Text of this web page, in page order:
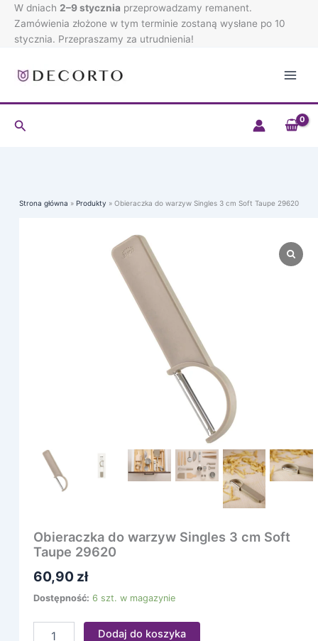
Przejdź
treści
W dniach 2–9 stycznia przeprowadzamy remanent.
Zamówienia złożone w tym terminie zostaną wysłane po 10
stycznia. Przepraszamy za utrudnienia!
Szukaj
Strona główna Produkty Obieraczka do warzyw Singles 3 cm Soft Taupe 29620
Obieraczka do warzyw Singles 3 cm Soft
Taupe 29620
60,90 zł
Dostępność: 6 szt. w magazynie
Dodaj do koszyka
warzyw
Singles
3
cm
Taupe